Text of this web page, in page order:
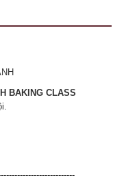
BAKING CLASS